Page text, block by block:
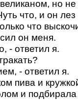
но не
что, и он лез
что
он меня.
- ответил я.
- ответил я.
пива и
и подбирала